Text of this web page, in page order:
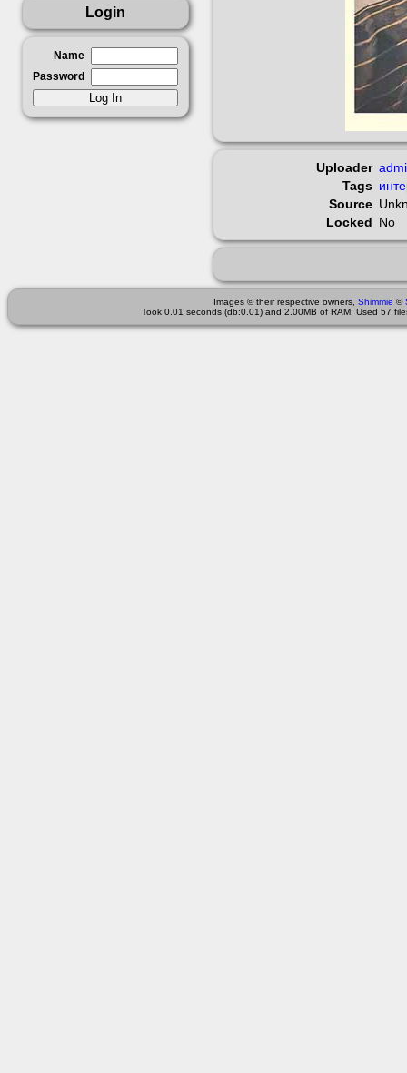
Login
Name
Password
Uploader
Tags
Source
Locked No
Images © their respective owners, Shimmie ©
Took 0.01 seconds (db:0.01) and 2.00MB of RAM; Used 57